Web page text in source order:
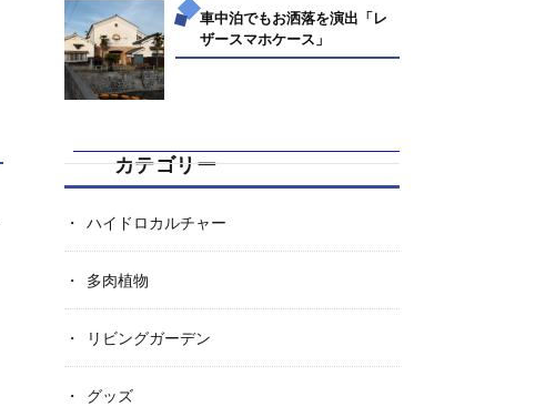
車中泊でもお洒落を演出「レ
ザースマホケース」
カテゴリー
ハイドロカルチャー
多肉植物
リビングガーデン
グッズ